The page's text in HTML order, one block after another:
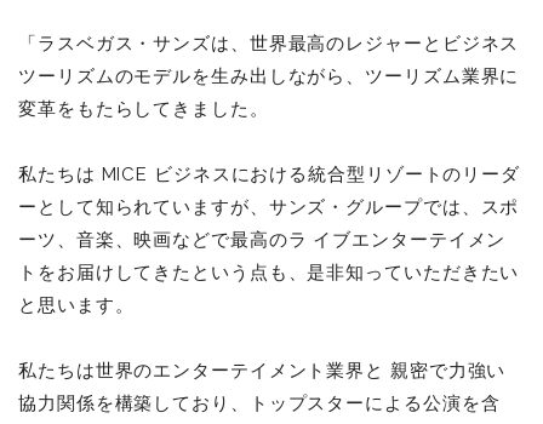
「ラスベガス・サンズは、世界最⾼のレジャーとビジネス
ツーリズムのモデルを⽣み出しながら、ツーリズム業界に
変⾰をもたらしてきました。
私たちは MICE ビジネスにおける統合型リゾートのリーダ
ーとして知られていますが、サンズ・グループでは、スポ
ーツ、⾳楽、映画などで最⾼のラ イブエンターテイメン
トをお届けしてきたという点も、是⾮知っていただきたい
と思います。
私たちは世界のエンターテイメント業界と 親密で⼒強い
協⼒関係を構築しており、トップスターによる公演を含